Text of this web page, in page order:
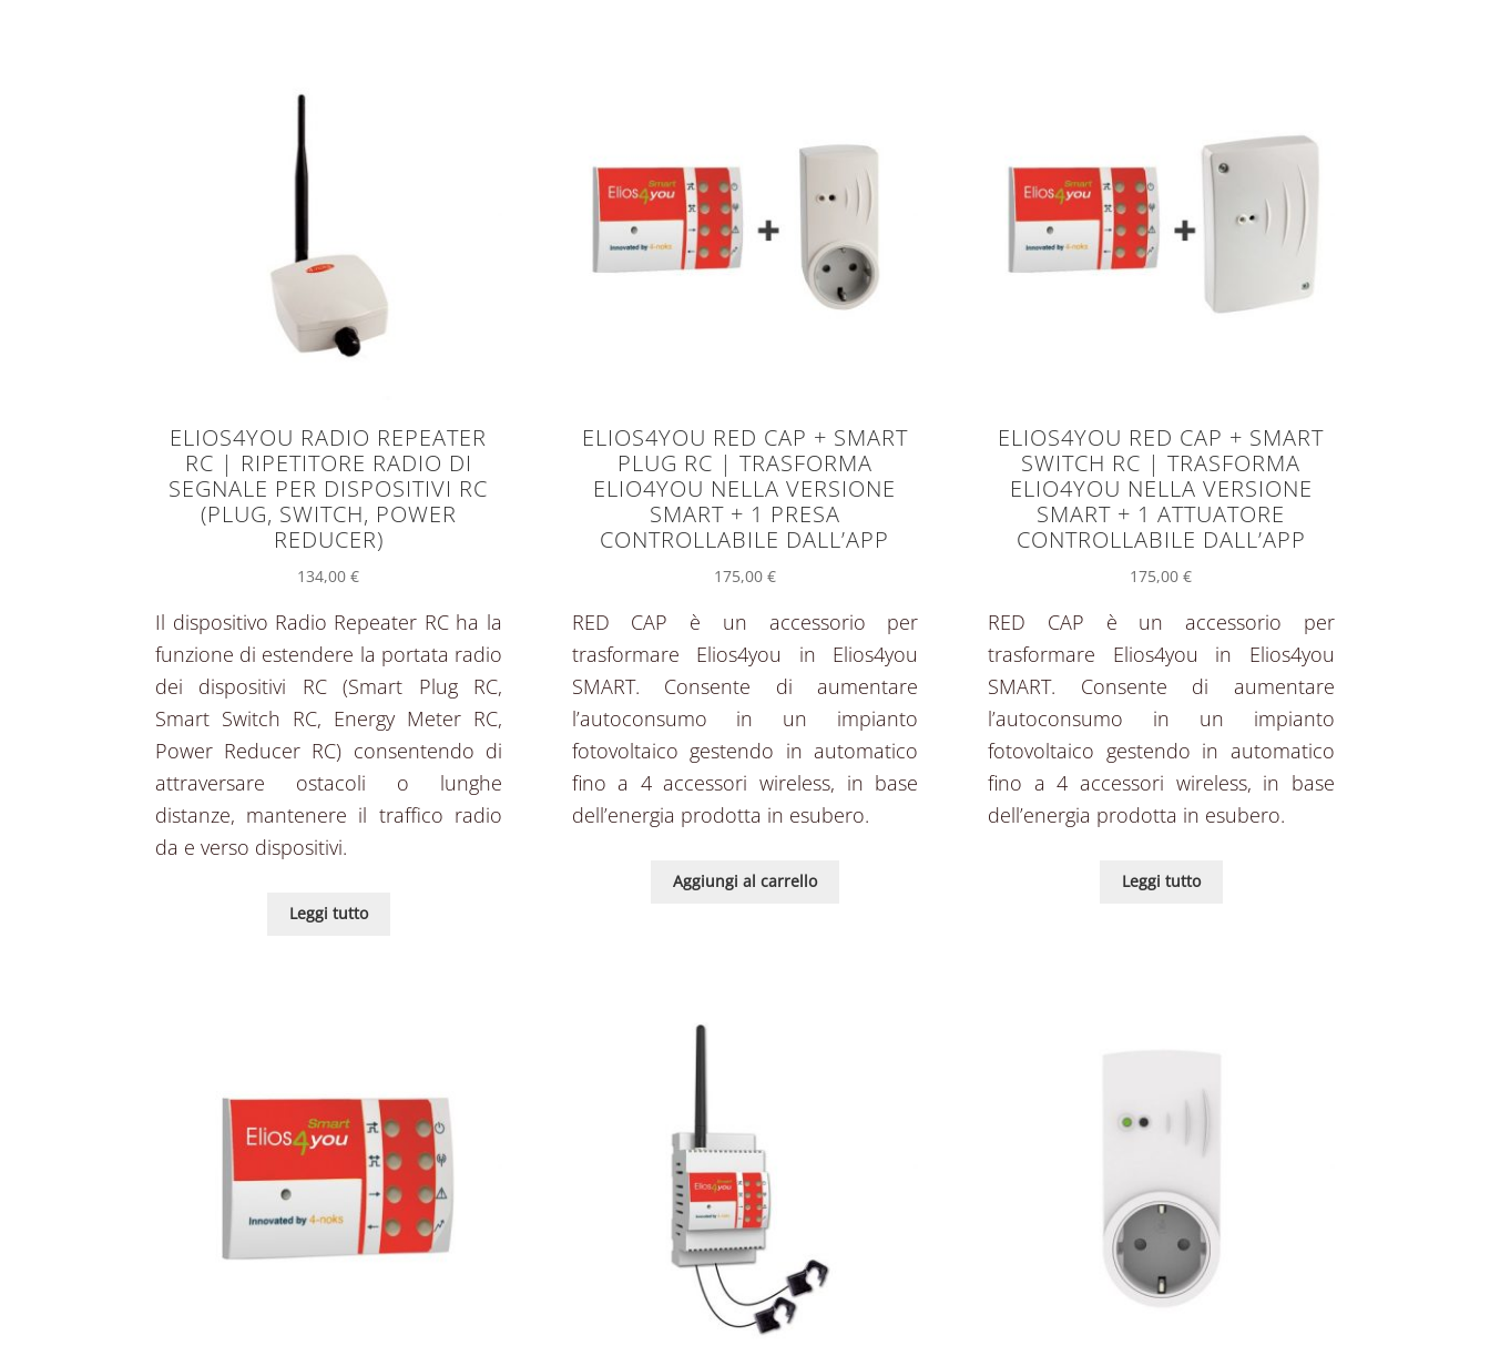
ELIOS4YOU RADIO REPEATER
RC | RIPETITORE RADIO DI
SEGNALE PER DISPOSITIVI RC
(PLUG, SWITCH, POWER
REDUCER)
134,00€
Il dispositivo Radio Repeater RC ha la
funzione di estendere la portata radio
dei dispositivi RC (Smart Plug RC,
Smart Switch RC, Energy Meter RC,
Power Reducer RC) consentendo di
attraversare ostacoli o lunghe
distanze, mantenere il traffico radio
da e verso dispositivi.
Leggi tutto
ELIOS4YOU RED CAP + SMART
PLUG RC | TRASFORMA
ELIO4YOU NELLA VERSIONE
SMART + 1 PRESA
CONTROLLABILE DALL’APP
175,00 €
RED CAP è un accessorio per
trasformare Elios4you in Elios4you
SMART. Consente di aumentare
l’autoconsumo in un impianto
fotovoltaico gestendo in automatico
fino a 4 accessori wireless, in base
dell’energia prodotta in esubero.
Aggiungi al carrello
ELIOS4YOU RED CAP + SMART
SWITCH RC | TRASFORMA
ELIO4YOU NELLA VERSIONE
SMART + 1 ATTUATORE
CONTROLLABILE DALL’APP
175,00€
RED CAP è un accessorio per
trasformare Elios4you in Elios4you
SMART. Consente di aumentare
l’autoconsumo in un impianto
fotovoltaico gestendo in automatico
fino a 4 accessori wireless, in base
dell’energia prodotta in esubero.
Leggi tutto